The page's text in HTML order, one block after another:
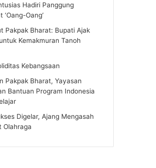
Hadiri Panggung
Oang’
Pakpak Bharat: Bupati Ajak
Kemakmuran Tanoh
Kebangsaan
Pakpak Bharat, Yayasan
Bantuan Program Indonesia
Digelar, Ajang Mengasah
Olahraga